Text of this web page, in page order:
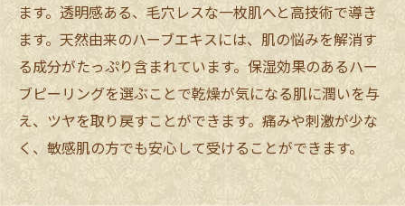
ます。透明感ある、毛穴レスな一枚肌へと高技術で導き
ます。天然由来のハーブエキスには、肌の悩みを解消す
る成分がたっぷり含まれています。保湿効果のあるハー
ブピーリングを選ぶことで乾燥が気になる肌に潤いを与
え、ツヤを取り戻すことができます。痛みや刺激が少な
く、敏感肌の方でも安心して受けることができます。